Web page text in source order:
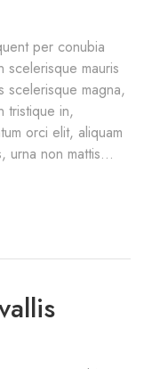
per conubia
mauris
scelerisque magna,
tristique in,
orci elit, aliquam
urna non mattis...